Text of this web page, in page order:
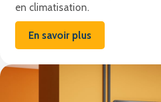
en climatisation.
En savoir plus